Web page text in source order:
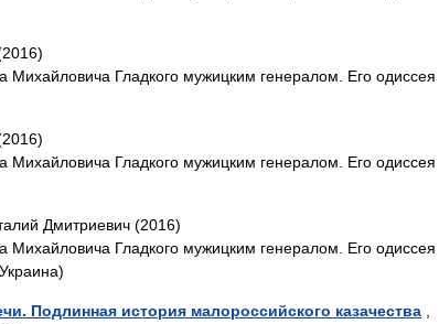
Михайловича Гладкого мужицким генералом. Его одиссея
Михайловича Гладкого мужицким генералом. Его одиссея
Дмитриевич (2016)
Михайловича Гладкого мужицким генералом. Его одиссея
Подлинная история малороссийского казачества